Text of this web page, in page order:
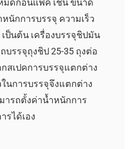
มดก่อนแพ็ค เช่น ขนาด
นักการบรรจุ ความเร็ว
ป็นต้น เครื่องบรรจุชิปมัน
บรรจุถุงชิป 25-35 ถุงต่อ
สเปคการบรรจุแตกต่าง
นการบรรจุจึงแตกต่าง
ารถตั้งค่าน้ำหนักการ
รได้เอง